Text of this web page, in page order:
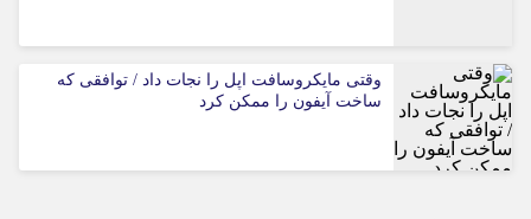
وقتی مایکروسافت اپل را نجات داد / توافقی که
ساخت آیفون را ممکن کرد